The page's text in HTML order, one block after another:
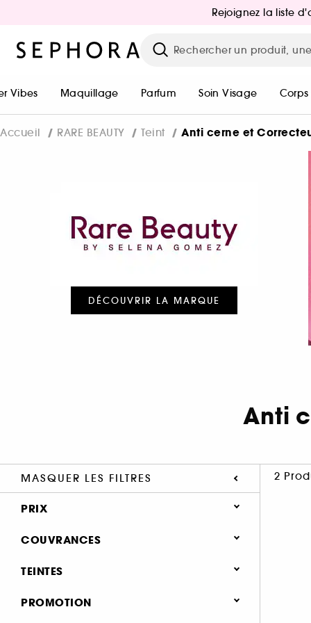
Rejoignez la liste
Vibes Maquillage Parfum Soin Visage Corps
Accueil RARE BEAUTY Teint Anti cerne et
DÉCOUVRIR LA MARQUE
Anti
MASQUER LES FILTRES 2
PRIX
COUVRANCES
Légère (2)
TEINTES
PROMOTION